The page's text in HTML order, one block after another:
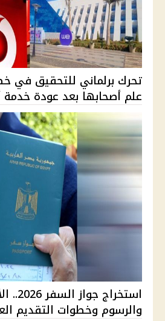
تحرك برلماني للتحقيق
علم أصحابها بعد عودة خدمة
والرسوم وخطوات التقديم